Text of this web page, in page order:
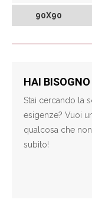
90X90
HAI
Stai cercando la
esigenze? Vuoi
qualcosa che
subito!